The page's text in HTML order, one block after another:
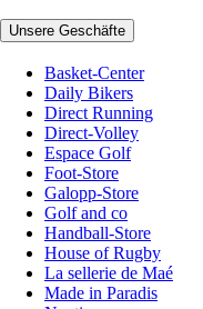
Unsere Geschäfte
Basket-Center
Daily Bikers
Direct Running
Direct-Volley
Espace Golf
Foot-Store
Galopp-Store
Golf and co
Handball-Store
House of Rugby
La sellerie de Maé
Made in Paradis